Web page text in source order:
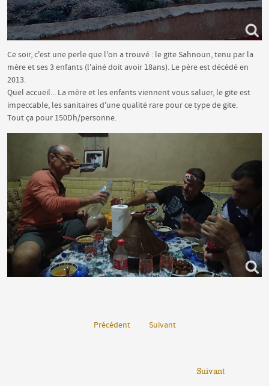
Ce soir, c'est une perle que l'on a trouvé : le gite Sahnoun, tenu par la
mère et ses 3 enfants (l'ainé doit avoir 18ans). Le père est décédé en
2013.
Quel accueil... La mère et les enfants viennent vous saluer, le gite est
impeccable, les sanitaires d'une qualité rare pour ce type de gite.
Tout ça pour 150Dh/personne.
Précédent Suivant
Suivant